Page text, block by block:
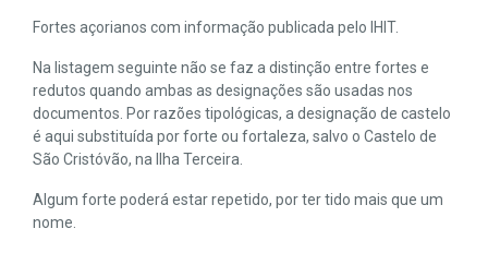
Fortes açorianos com informação publicada pelo IHIT.
Na listagem seguinte não se faz a distinção entre fortes e
redutos quando ambas as designações são usadas nos
documentos. Por razões tipológicas, a designação de castelo
é aqui substituída por forte ou fortaleza, salvo o Castelo de
São Cristóvão, na Ilha Terceira.
Algum forte poderá estar repetido, por ter tido mais que um
nome.